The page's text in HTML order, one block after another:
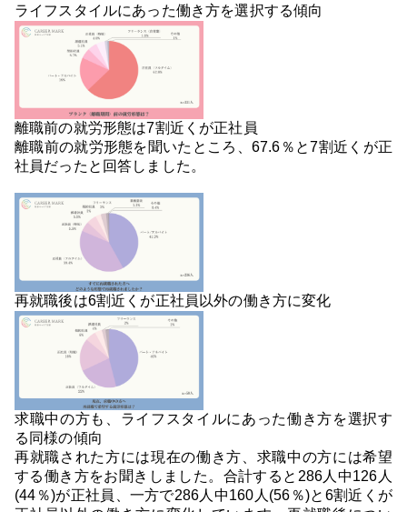
ライフスタイルにあった働き方を選択する傾向
離職前の就労形態は7割近くが正社員
離職前の就労形態を聞いたところ、67.6％と7割近くが正
社員だったと回答しました。
再就職後は6割近くが正社員以外の働き方に変化
求職中の方も、ライフスタイルにあった働き方を選択す
る同様の傾向
再就職された方には現在の働き方、求職中の方には希望
する働き方をお聞きしました。合計すると286人中126人
(44％)が正社員、一方で286人中160人(56％)と6割近くが